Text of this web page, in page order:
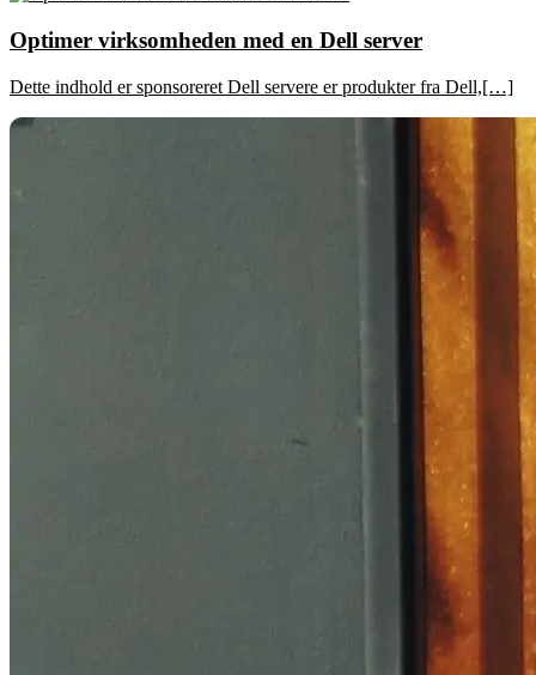
Optimer virksomheden med en Dell server
Dette indhold er sponsoreret Dell servere er produkter fra Dell,[…]